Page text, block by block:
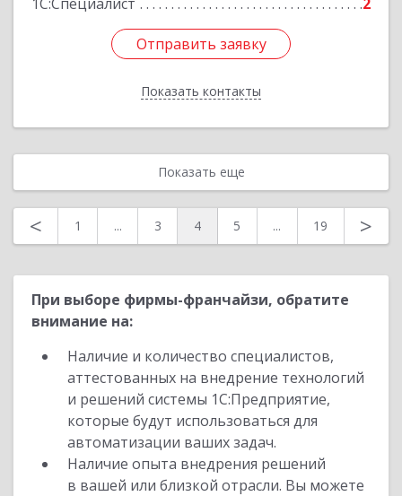
Отправить заявку
Показать контакты
Отправить заявку
Назад
Показать еще
< 1 ... 3 4 5 ... 19 >
При выборе фирмы-франчайзи, обратите
внимание на:
Наличие и количество специалистов,
аттестованных на внедрение технологий
и решений системы 1С:Предприятие,
которые будут использоваться для
автоматизации ваших задач.
Наличие опыта внедрения решений
в вашей или близкой отрасли. Вы можете